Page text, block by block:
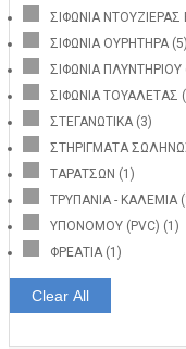
ΣΙΦΩΝΙΑ
ΣΙΦΩΝΙΑ ΟΥΡΗΤΗΡΑ (5)
ΣΙΦΩΝΙΑ ΠΛΥΝΤΗΡΙΟΥ
ΣΙΦΩΝΙΑ ΤΟΥΑΛΕΤΑΣ
ΣΤΕΓΑΝΩΤΙΚΑ (3)
ΣΤΗΡΙΓΜΑΤΑ
ΤΑΡΑΤΣΩΝ (1)
ΤΡΥΠΑΝΙΑ - ΚΑΛΕΜΙΑ
ΥΠΟΝΟΜΟΥ (PVC) (1)
ΦΡΕΑΤΙΑ (1)
Clear All